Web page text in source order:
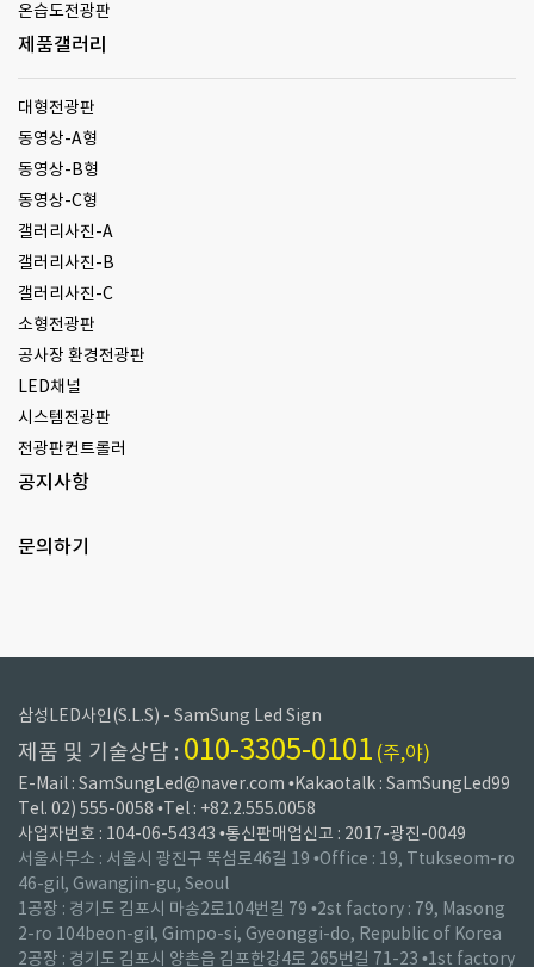
온습도전광판
제품갤러리
대형전광판
동영상-A형
동영상-B형
동영상-C형
갤러리사진-A
갤러리사진-B
갤러리사진-C
소형전광판
공사장 환경전광판
LED채널
시스템전광판
전광판컨트롤러
공지사항
문의하기
삼성LED사인(S.L.S) - SamSung Led Sign
제품 및 기술상담 : 010-3305-0101 (주,야)
E-Mail : SamSungLed@naver.com •Kakaotalk : SamSungLed99
Tel. 02) 555-0058 •Tel : +82.2.555.0058
사업자번호 : 104-06-54343 •통신판매업신고 : 2017-광진-0049
서울사무소 : 서울시 광진구 뚝섬로46길 19 •Office : 19, Ttukseom-ro
46-gil, Gwangjin-gu, Seoul
1공장 : 경기도 김포시 마송2로104번길 79 •2st factory : 79, Masong
2-ro 104beon-gil, Gimpo-si, Gyeonggi-do, Republic of Korea
2공장 : 경기도 김포시 양촌읍 김포한강4로 265번길 71-23 •1st factory